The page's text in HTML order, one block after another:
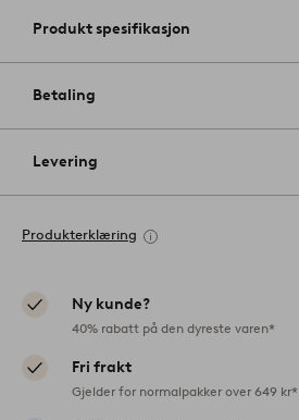
Produkt spesifikasjon
Betaling
Levering
Produkterklæring
Ny kunde?
40% rabatt på den dyreste varen*
Fri frakt
Gjelder for normalpakker over 649 kr*